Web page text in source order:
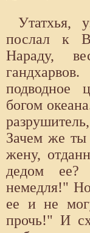
Утатхья,
послал к
Нараду,
подводное
богом
Зачем же ты
жену,
дедом
немедля!"
ее и не
прочь!" И